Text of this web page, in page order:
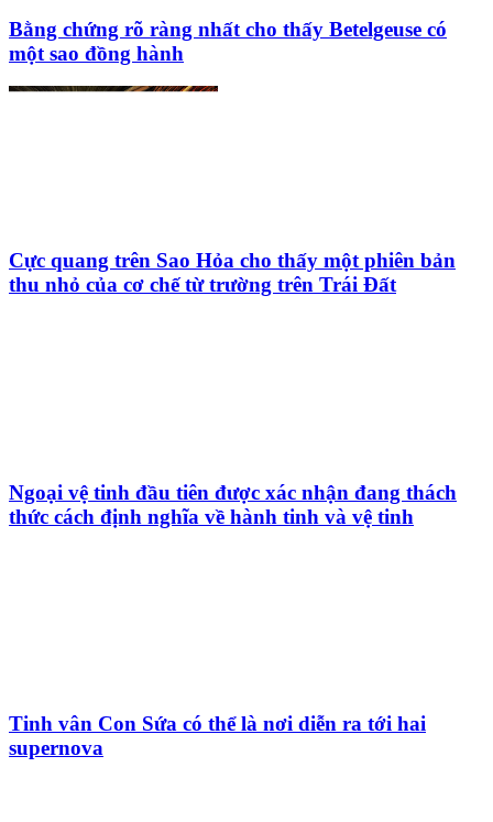
Bằng chứng rõ ràng nhất cho thấy Betelgeuse có
một sao đồng hành
Cực quang trên Sao Hỏa cho thấy một phiên bản
thu nhỏ của cơ chế từ trường trên Trái Đất
Ngoại vệ tinh đầu tiên được xác nhận đang thách
thức cách định nghĩa về hành tinh và vệ tinh
Tinh vân Con Sứa có thể là nơi diễn ra tới hai
supernova